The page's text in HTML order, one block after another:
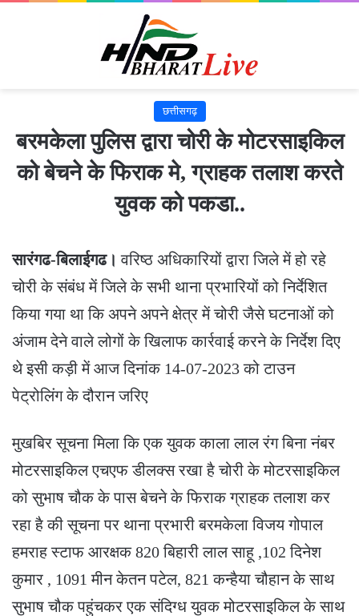
छत्तीसगढ़
बरमकेला पुलिस द्वारा चोरी के मोटरसाइकिल
को बेचने के फिराक मे, ग्राहक तलाश करते
युवक को पकडा..
सारंगढ-बिलाईगढ। वरिष्ठ अधिकारियों द्वारा जिले में हो रहे
चोरी के संबंध में जिले के सभी थाना प्रभारियों को निर्देशित
किया गया था कि अपने अपने क्षेत्र में चोरी जैसे घटनाओं को
अंजाम देने वाले लोगों के खिलाफ कार्रवाई करने के निर्देश दिए
थे इसी कड़ी में आज दिनांक 14-07-2023 को टाउन
पेट्रोलिंग के दौरान जरिए
मुखबिर सूचना मिला कि एक युवक काला लाल रंग बिना नंबर
मोटरसाइकिल एचएफ डीलक्स रखा है चोरी के मोटरसाइकिल
को सुभाष चौक के पास बेचने के फिराक ग्राहक तलाश कर
रहा है की सूचना पर थाना प्रभारी बरमकेला विजय गोपाल
हमराह स्टाफ आरक्षक 820 बिहारी लाल साहू ,102 दिनेश
कुमार , 1091 मीन केतन पटेल, 821 कन्हैया चौहान के साथ
सुभाष चौक पहुंचकर एक संदिग्ध युवक मोटरसाइकिल के साथ